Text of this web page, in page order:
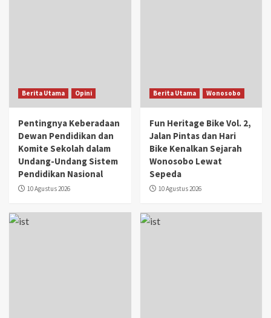
Berita Utama Opini
Pentingnya Keberadaan
Dewan Pendidikan dan
Komite Sekolah dalam
Undang-Undang Sistem
Pendidikan Nasional
10 Agustus 2026
Berita Utama Wonosobo
Fun Heritage Bike Vol. 2,
Jalan Pintas dan Hari
Bike Kenalkan Sejarah
Wonosobo Lewat
Sepeda
10 Agustus 2026